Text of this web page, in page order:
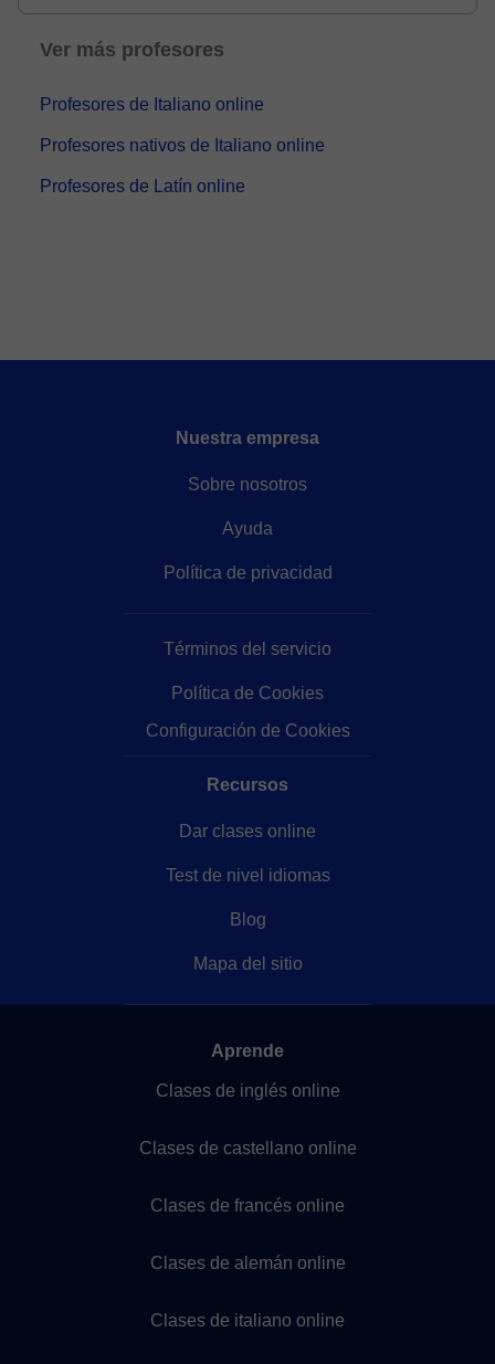
Ver más profesores
Profesores de Italiano online
Profesores nativos de Italiano online
Profesores de Latín online
Nuestra empresa
Sobre nosotros
Ayuda
Política de privacidad
Términos del servicio
Política de Cookies
Configuración de Cookies
Recursos
Dar clases online
Test de nivel idiomas
Blog
Mapa del sitio
Aprende
Clases de inglés online
Clases de castellano online
Clases de francés online
Clases de alemán online
Clases de italiano online